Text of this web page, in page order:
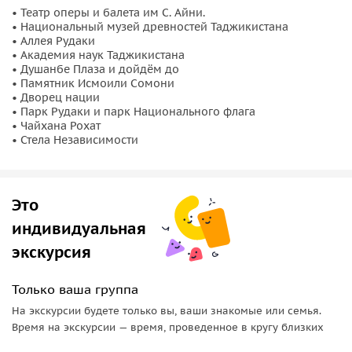
и парк Национального флага с одним из самых высоких в
мире флагштоков высотой 165 м. За эту высоту флагшток
был занесён в Книгу рекордов Гиннесса. Расскажем вам,
каким образом этот рекорд устанавливался и кем.
Дойдёмдо знаменитой чайханы Рохат, выпьем по
традиции по пиалке чая
. Затем поднимемся на стелу
Независимости, откуда вам откроется центр города с
высоты птичьего полёта.
• Театр оперы и балета им С. Айни.
• Национальный музей древностей Таджикистана
• Аллея Рудаки
• Академия наук Таджикистана
• Душанбе Плаза и дойдём до
• Памятник Исмоили Сомони
• Дворец нации
• Парк Рудаки и парк Национального флага
• Чайхана Рохат
• Стела Независимости
Это
индивидуальная
экскурсия
Только ваша группа
На экскурсии будете только вы, ваши знакомые или семья.
Время на экскурсии — время, проведенное в кругу близких